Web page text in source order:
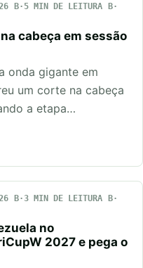
5 MIN DE LEITURA
cabeça em sessão
onda gigante em
um corte na cabeça
a etapa…
3 MIN DE LEITURA
no
2027 e pega o